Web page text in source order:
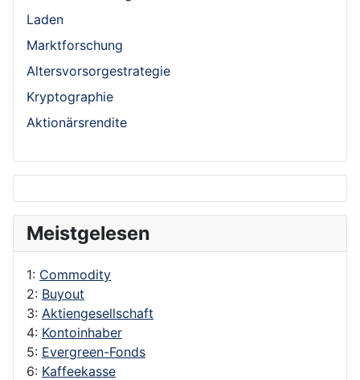
Laden
Marktforschung
Altersvorsorgestrategie
Kryptographie
Aktionärsrendite
Meistgelesen
1: Commodity
2: Buyout
3: Aktiengesellschaft
4: Kontoinhaber
5: Evergreen-Fonds
6: Kaffeekasse